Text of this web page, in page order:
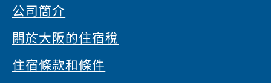
公司簡介
關於大阪的住宿稅
住宿條款和條件